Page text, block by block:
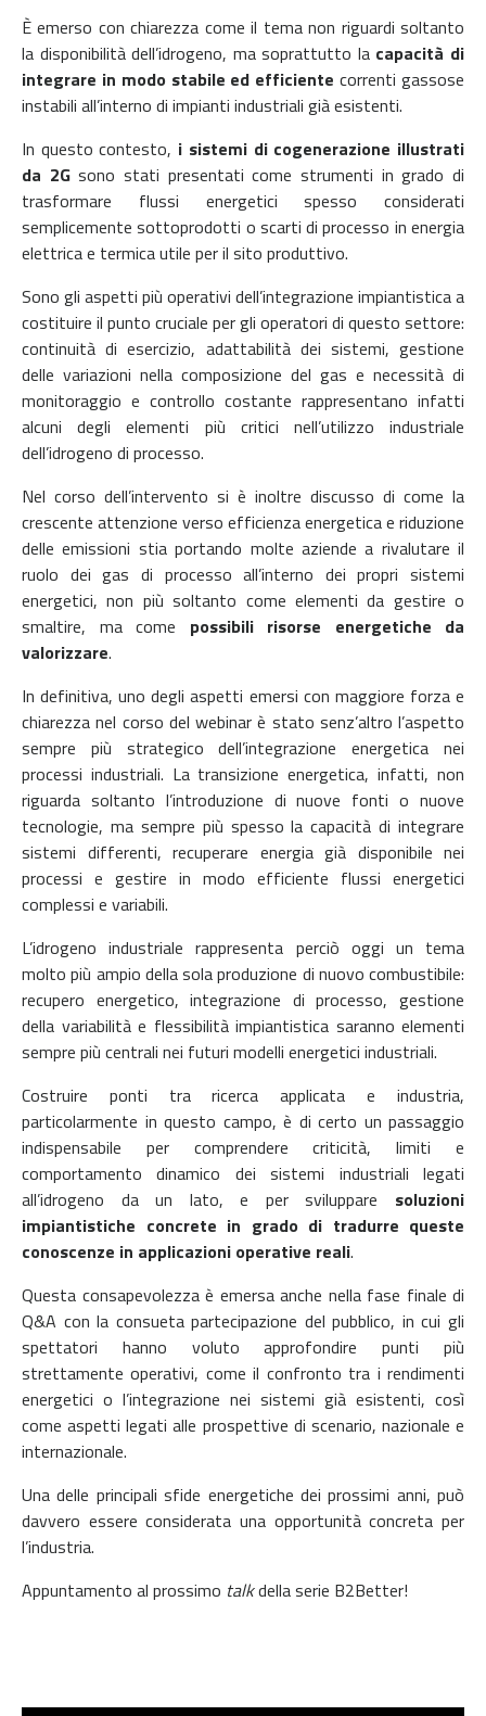
È emerso con chiarezza come il tema non riguardi soltanto
la disponibilità dell’idrogeno, ma soprattutto la capacità di
integrare in modo stabile ed efficientecorrenti gassose
instabili all’interno di impianti industriali già esistenti.
In questo contesto, i sistemi di cogenerazione illustrati
da 2Gsono stati presentati come strumenti in grado di
trasformare flussi energetici spesso considerati
semplicemente sottoprodotti o scarti di processo in energia
elettrica e termica utile per il sito produttivo.
Sono gli aspetti più operativi dell’integrazione impiantistica a
costituire il punto cruciale per gli operatori di questo settore:
continuità di esercizio, adattabilità dei sistemi, gestione
delle variazioni nella composizione del gas e necessità di
monitoraggio e controllo costante rappresentano infatti
alcuni degli elementi più critici nell’utilizzo industriale
dell’idrogeno di processo.
Nel corso dell’intervento si è inoltre discusso di come la
crescente attenzione verso efficienza energetica e riduzione
delle emissioni stia portando molte aziende a rivalutare il
ruolo dei gas di processo all’interno dei propri sistemi
energetici, non più soltanto come elementi da gestire o
smaltire, ma come possibili risorse energetiche da
valorizzare.
In definitiva, uno degli aspetti emersi con maggiore forza e
chiarezza nel corso del webinar è stato senz’altro l’aspetto
sempre più strategico dell’integrazione energetica nei
processi industriali. La transizione energetica, infatti, non
riguarda soltanto l’introduzione di nuove fonti o nuove
tecnologie, ma sempre più spesso la capacità di integrare
sistemi differenti, recuperare energia già disponibile nei
processi e gestire in modo efficiente flussi energetici
complessi e variabili.
L’idrogeno industriale rappresenta perciò oggi un tema
molto più ampio della sola produzione di nuovo combustibile:
recupero energetico, integrazione di processo, gestione
della variabilità e flessibilità impiantistica saranno elementi
sempre più centrali nei futuri modelli energetici industriali.
Costruire ponti tra ricerca applicata e industria,
particolarmente in questo campo, è di certo un passaggio
indispensabile per comprendere criticità, limiti e
comportamento dinamico dei sistemi industriali legati
all’idrogeno da un lato, e per sviluppare soluzioni
impiantistiche concrete in grado di tradurre queste
conoscenze in applicazioni operative reali.
Questa consapevolezza è emersa anche nella fase finale di
Q&A con la consueta partecipazione del pubblico, in cui gli
spettatori hanno voluto approfondire punti più
strettamente operativi, come il confronto tra i rendimenti
energetici o l’integrazione nei sistemi già esistenti, così
come aspetti legati alle prospettive di scenario, nazionale e
internazionale.
Una delle principali sfide energetiche dei prossimi anni, può
davvero essere considerata una opportunità concreta per
l’industria.
Appuntamento al prossimo talkdella serie B2Better!